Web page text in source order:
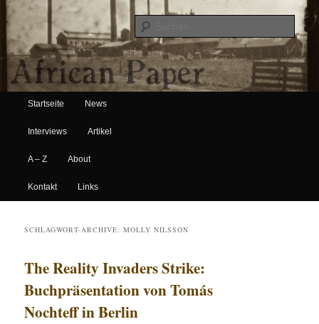
African Paper
Hauptmenü
Zum Inhalt wechseln
Zum sekundären Inhalt wechseln
Startseite News
Interviews Artikel
A – Z About
Kontakt Links
SCHLAGWORT-ARCHIVE:MOLLY NILSSON
The Reality Invaders Strike:
Buchpräsentation von Tomás
Nochteff in Berlin